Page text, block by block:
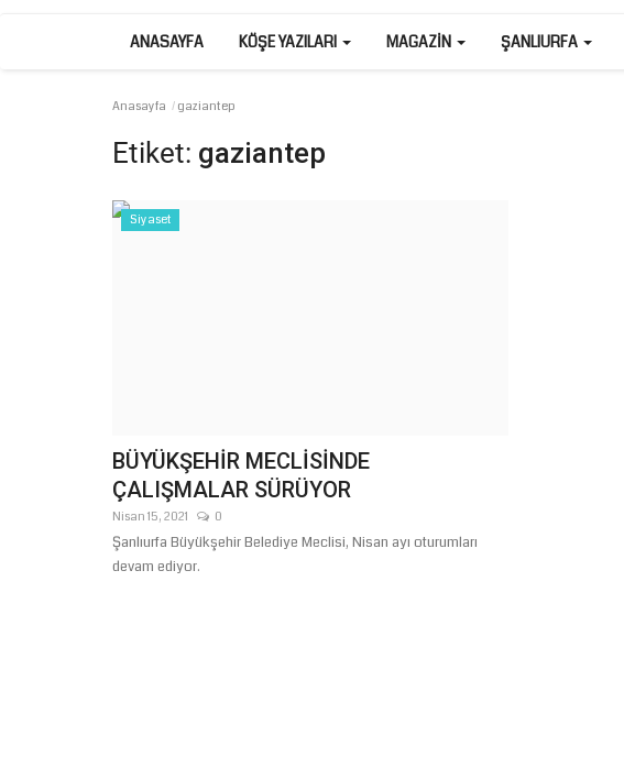
ANASAYFA KÖŞE YAZILARI MAGAZIN ŞANLIURFA
Anasayfa gaziantep
Etiket: gaziantep
Siyaset
BÜYÜKŞEHİR MECLİSİNDE
ÇALIŞMALAR SÜRÜYOR
Nisan 15, 2021 0
Şanlıurfa Büyükşehir Belediye Meclisi, Nisan ayı oturumları
devam ediyor.